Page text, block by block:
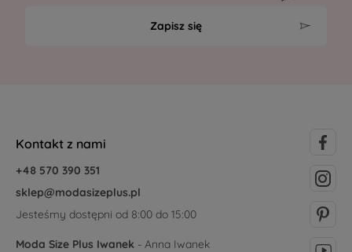
Zapisz się
Kontakt z nami
+48 570 390 351
sklep@modasizeplus.pl
Jesteśmy dostępni od 8:00 do 15:00
Moda Size Plus Iwanek - Anna Iwanek